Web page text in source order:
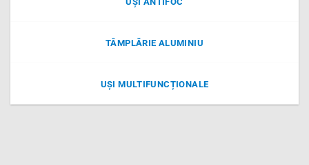
TÂMPLĂRIE ALUMINIU
UȘI MULTIFUNCȚIONALE